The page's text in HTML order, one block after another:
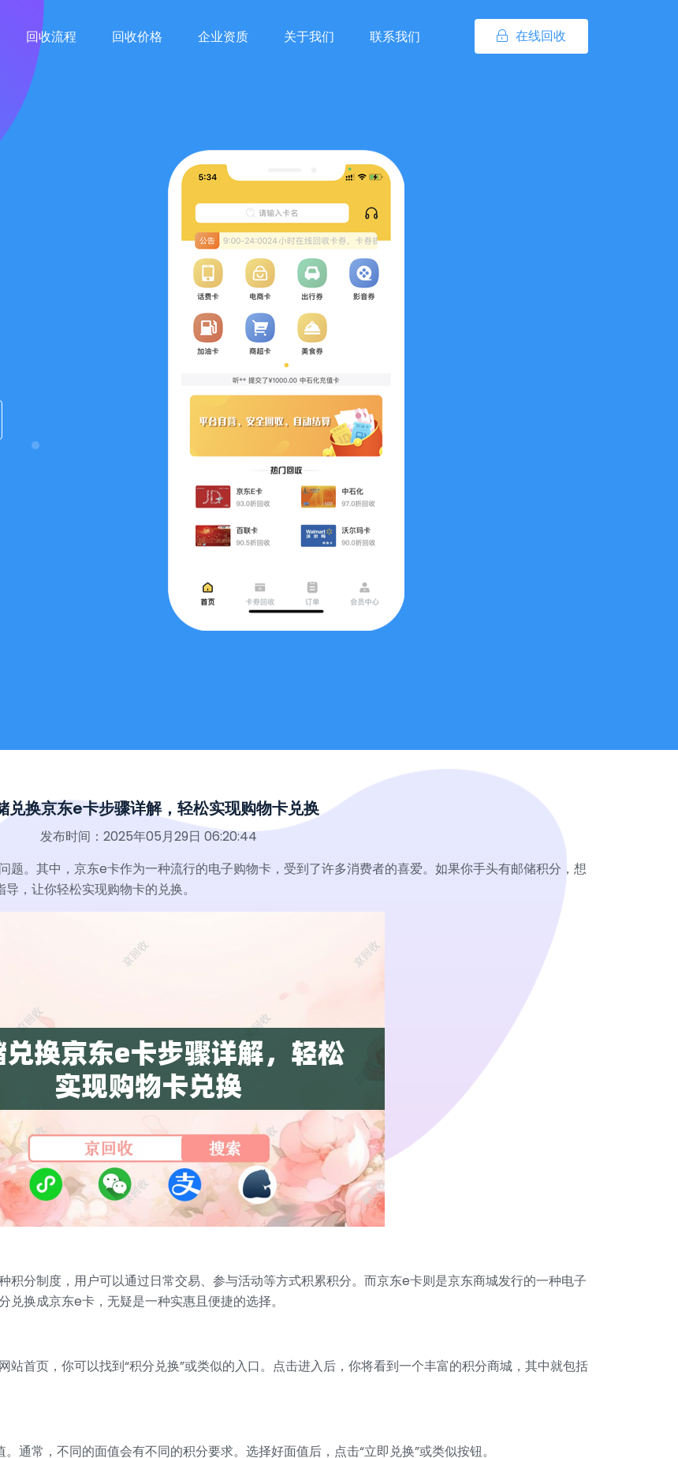
在线回收
回收流程 回收价格 企业资质 关于我们 联系我们
兑换京东e卡步骤详解，轻松实现购物卡兑换
发布时间：2025年05月29日 06:20:44
题。其中，京东e卡作为一种流行的电子购物卡，受到了许多消费者的喜爱。如果你手头有邮储积分，想
，让你轻松实现购物卡的兑换。
积分制度，用户可以通过日常交易、参与活动等方式积累积分。而京东e卡则是京东商城发行的一种电子
换成京东e卡，无疑是一种实惠且便捷的选择。
首页，你可以找到“积分兑换”或类似的入口。点击进入后，你将看到一个丰富的积分商城，其中就包括
通常，不同的面值会有不同的积分要求。选择好面值后，点击“立即兑换”或类似按钮。